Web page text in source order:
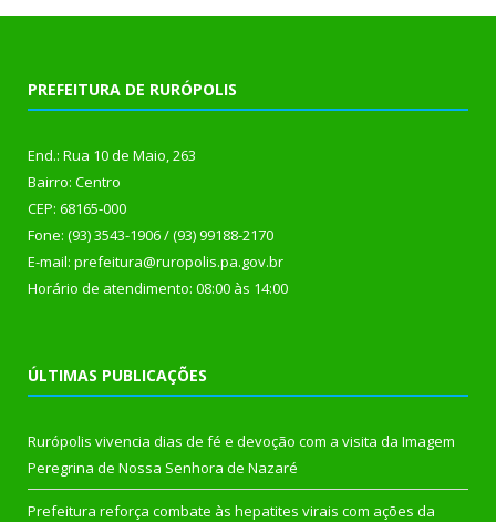
PREFEITURA DE RURÓPOLIS
End.: Rua 10 de Maio, 263
Bairro: Centro
CEP: 68165-000
Fone: (93) 3543-1906 / (93) 99188-2170
E-mail: prefeitura@ruropolis.pa.gov.br
Horário de atendimento: 08:00 às 14:00
ÚLTIMAS PUBLICAÇÕES
Rurópolis vivencia dias de fé e devoção com a visita da Imagem
Peregrina de Nossa Senhora de Nazaré
Prefeitura reforça combate às hepatites virais com ações da